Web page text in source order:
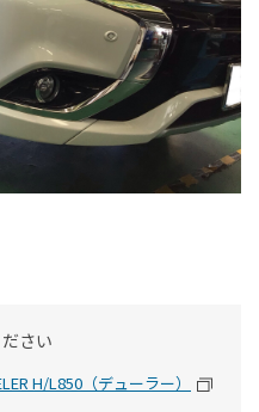
さい
H/L850（デューラー）